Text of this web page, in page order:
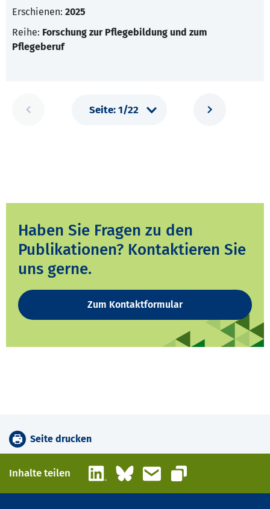
Erschienen: 2025
Reihe: Forschung zur Pflegebildung und zum
Pflegeberuf
Haben Sie Fragen zu den
Publikationen? Kontaktieren Sie
uns gerne.
Zum Kontaktformular
Seite drucken
Inhalte teilen LinkedInBlueskyE-Mail
Link kopieren